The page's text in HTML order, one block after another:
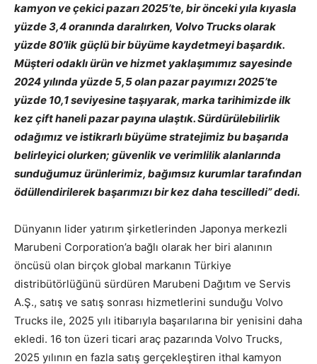
kamyon ve çekici pazarı 2025’te, bir önceki yıla kıyasla
yüzde 3,4 oranında daralırken, Volvo Trucks olarak
yüzde 80’lik güçlü bir büyüme kaydetmeyi başardık.
Müşteri odaklı ürün ve hizmet yaklaşımımız sayesinde
2024 yılında yüzde 5,5 olan pazar payımızı 2025’te
yüzde 10,1 seviyesine taşıyarak, marka tarihimizde ilk
kez çift haneli pazar payına ulaştık. Sürdürülebilirlik
odağımız ve istikrarlı büyüme stratejimiz bu başarıda
belirleyici olurken; güvenlik ve verimlilik alanlarında
sunduğumuz ürünlerimiz, bağımsız kurumlar tarafından
ödüllendirilerek başarımızı bir kez daha tescilledi” dedi.
Dünyanın lider yatırım şirketlerinden Japonya merkezli
Marubeni Corporation’a bağlı olarak her biri alanının
öncüsü olan birçok global markanın Türkiye
distribütörlüğünü sürdüren Marubeni Dağıtım ve Servis
A.Ş., satış ve satış sonrası hizmetlerini sunduğu Volvo
Trucks ile, 2025 yılı itibarıyla başarılarına bir yenisini daha
ekledi. 16 ton üzeri ticari araç pazarında Volvo Trucks,
2025 yılının en fazla satış gerçekleştiren ithal kamyon